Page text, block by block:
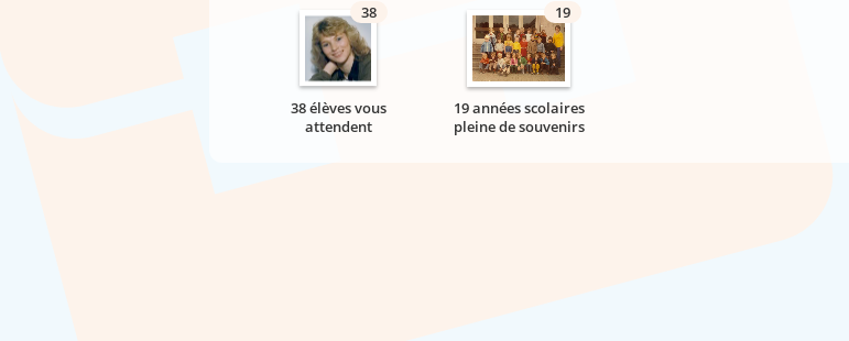
38
38 élèves vous
attendent
19
19 années scolaires
pleine de souvenirs